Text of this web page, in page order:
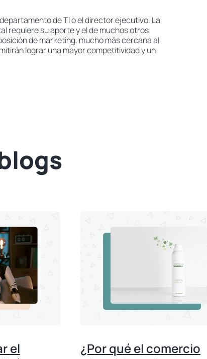
de TI o el director ejecutivo. La
requiere su aporte y el de muchos otros
de marketing, mucho más cercana al
lograr una mayor competitividad y un
el
¿Por qué el comercio